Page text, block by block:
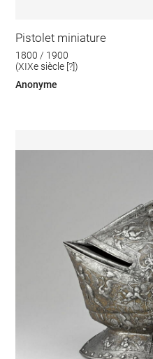
Pistolet miniature
1800 / 1900
(XIXe siècle [?])
Anonyme